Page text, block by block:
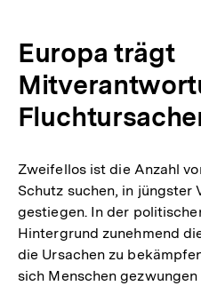
Europa trägt
Zweifellos ist die Anzahl
Schutz suchen, in jüngster
gestiegen. In der
Hintergrund zunehmend
die Ursachen zu
sich Menschen